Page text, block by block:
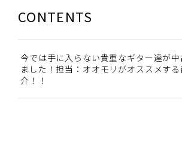
CONTENTS
今では手に入らない貴重なギター達が中
ました！担当：オオモリがオススメす
介！！